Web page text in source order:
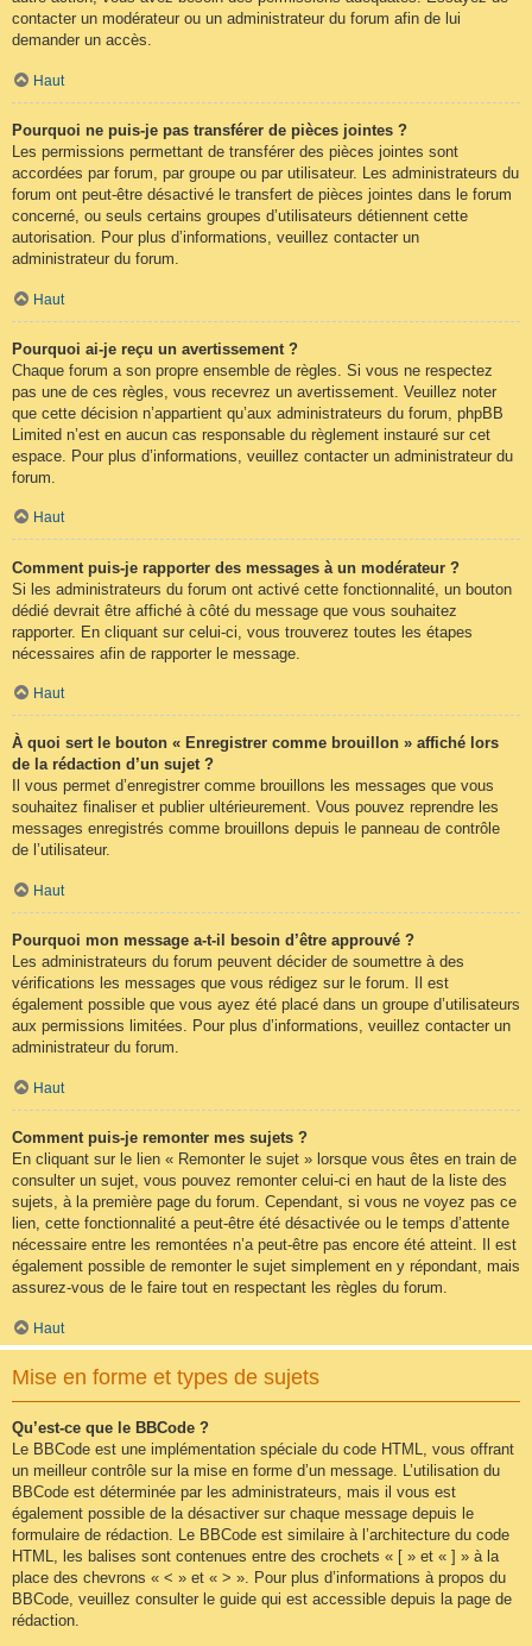
contacter un modérateur ou un administrateur du forum afin de lui
demander un accès.
Haut
Pourquoi ne puis-je pas transférer de pièces jointes ?
Les permissions permettant de transférer des pièces jointes sont
accordées par forum, par groupe ou par utilisateur. Les administrateurs du
forum ont peut-être désactivé le transfert de pièces jointes dans le forum
concerné, ou seuls certains groupes d’utilisateurs détiennent cette
autorisation. Pour plus d’informations, veuillez contacter un
administrateur du forum.
Haut
Pourquoi ai-je reçu un avertissement ?
Chaque forum a son propre ensemble de règles. Si vous ne respectez
pas une de ces règles, vous recevrez un avertissement. Veuillez noter
que cette décision n’appartient qu’aux administrateurs du forum, phpBB
Limited n’est en aucun cas responsable du règlement instauré sur cet
espace. Pour plus d’informations, veuillez contacter un administrateur du
forum.
Haut
Comment puis-je rapporter des messages à un modérateur ?
Si les administrateurs du forum ont activé cette fonctionnalité, un bouton
dédié devrait être affiché à côté du message que vous souhaitez
rapporter. En cliquant sur celui-ci, vous trouverez toutes les étapes
nécessaires afin de rapporter le message.
Haut
À quoi sert le bouton « Enregistrer comme brouillon » affiché lors
de la rédaction d’un sujet ?
Il vous permet d’enregistrer comme brouillons les messages que vous
souhaitez finaliser et publier ultérieurement. Vous pouvez reprendre les
messages enregistrés comme brouillons depuis le panneau de contrôle
de l’utilisateur.
Haut
Pourquoi mon message a-t-il besoin d’être approuvé ?
Les administrateurs du forum peuvent décider de soumettre à des
vérifications les messages que vous rédigez sur le forum. Il est
également possible que vous ayez été placé dans un groupe d’utilisateurs
aux permissions limitées. Pour plus d’informations, veuillez contacter un
administrateur du forum.
Haut
Comment puis-je remonter mes sujets ?
En cliquant sur le lien « Remonter le sujet » lorsque vous êtes en train de
consulter un sujet, vous pouvez remonter celui-ci en haut de la liste des
sujets, à la première page du forum. Cependant, si vous ne voyez pas ce
lien, cette fonctionnalité a peut-être été désactivée ou le temps d’attente
nécessaire entre les remontées n’a peut-être pas encore été atteint. Il est
également possible de remonter le sujet simplement en y répondant, mais
assurez-vous de le faire tout en respectant les règles du forum.
Haut
Mise en forme et types de sujets
Qu’est-ce que le BBCode ?
Le BBCode est une implémentation spéciale du code HTML, vous offrant
un meilleur contrôle sur la mise en forme d’un message. L’utilisation du
BBCode est déterminée par les administrateurs, mais il vous est
également possible de la désactiver sur chaque message depuis le
formulaire de rédaction. Le BBCode est similaire à l’architecture du code
HTML, les balises sont contenues entre des crochets « [ » et « ] » à la
place des chevrons « < » et « > ». Pour plus d’informations à propos du
BBCode, veuillez consulter le guide qui est accessible depuis la page de
rédaction.